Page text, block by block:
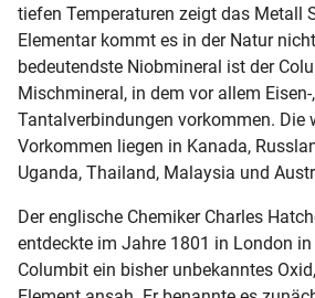
tiefen Temperaturen zeigt das Metall
Elementar kommt es in der Natur
bedeutendste Niobmineral ist der
Mischmineral, in dem vor allem Eisen-
Tantalverbindungen vorkommen. Die
Vorkommen liegen in Kanada,
Uganda, Thailand, Malaysia und
Der englische Chemiker Charles
entdeckte im Jahre 1801 in London in
Columbit ein bisher unbekanntes